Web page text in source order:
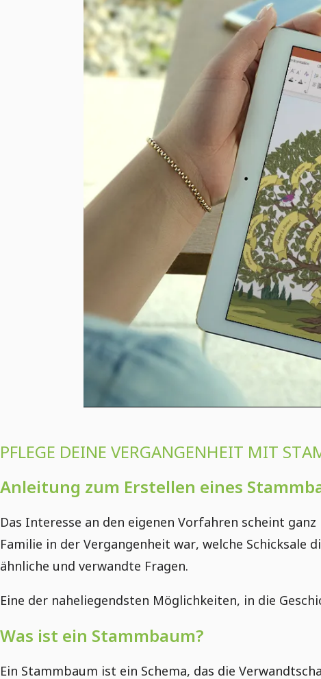
PFLEGE DEINE VERGANGENHEIT MIT
Anleitung zum Erstellen eines
Das Interesse an den eigenen Vorfahren scheint
Familie in der Vergangenheit war, welche
ähnliche und verwandte Fragen.
Eine der naheliegendsten Möglichkeiten, in die
Was ist ein Stammbaum?
Ein Stammbaum ist ein Schema, das die